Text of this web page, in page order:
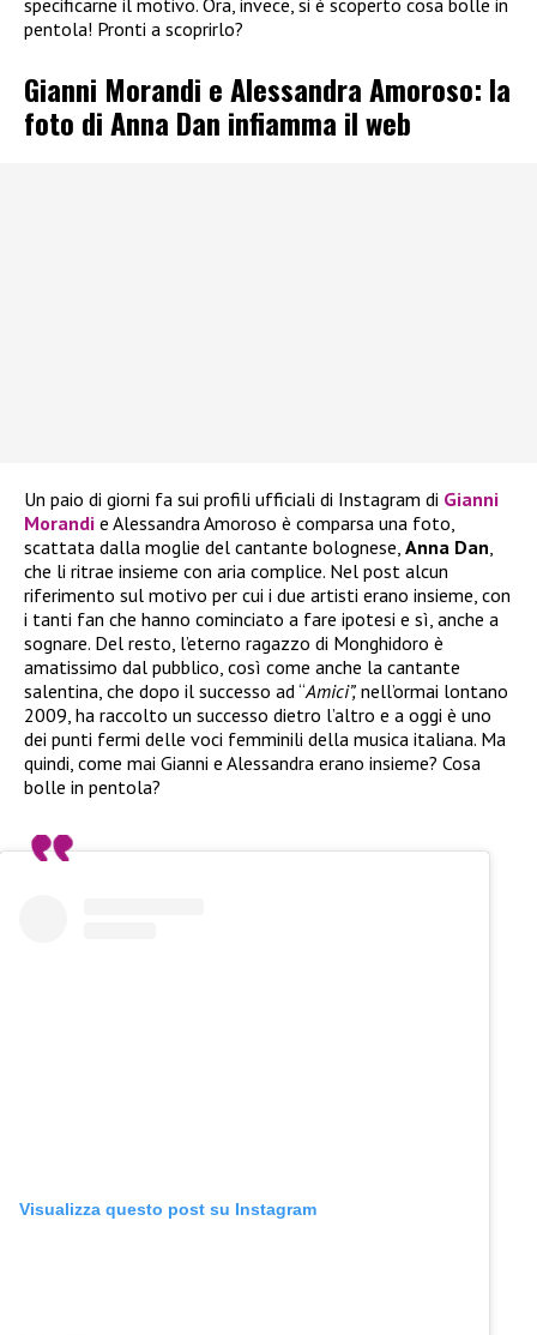
specificarne il motivo. Ora, invece, si è scoperto cosa bolle in
pentola! Pronti a scoprirlo?
Gianni Morandi e Alessandra Amoroso: la
foto di Anna Dan infiamma il web
Un paio di giorni fa sui profili ufficiali di Instagram di Gianni
Morandi e Alessandra Amoroso è comparsa una foto,
scattata dalla moglie del cantante bolognese, Anna Dan,
che li ritrae insieme con aria complice. Nel post alcun
riferimento sul motivo per cui i due artisti erano insieme, con
i tanti fan che hanno cominciato a fare ipotesi e sì, anche a
sognare. Del resto, l’eterno ragazzo di Monghidoro è
amatissimo dal pubblico, così come anche la cantante
salentina, che dopo il successo ad “Amici”, nell’ormai lontano
2009, ha raccolto un successo dietro l’altro e a oggi è uno
dei punti fermi delle voci femminili della musica italiana. Ma
quindi, come mai Gianni e Alessandra erano insieme? Cosa
bolle in pentola?
Visualizza questo post su Instagram